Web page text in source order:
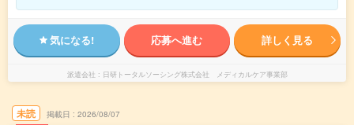
気になる! 応募へ進む 詳しく見る
派遣会社 日研トータルソーシング株式会社 メディカルケア事業部
未読 掲載日 2026/08/07